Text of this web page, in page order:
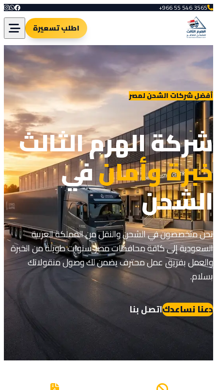
+966 55 546 3565
اطلب تسعيرة
أفضل شركات الشحن لمصر
شركة الهرم الثالث
خبرة وأمانفي
الشحن
نحن متخصصون في الشحن والنقل من المملكة العربية
السعودية إلى كافة محافظات مصر. سنوات طويلة من الخبرة
والعمل بفريق عمل محترف يضمن لك وصول منقولاتك
بسلام.
دعنا نساعدكاتصل بنا